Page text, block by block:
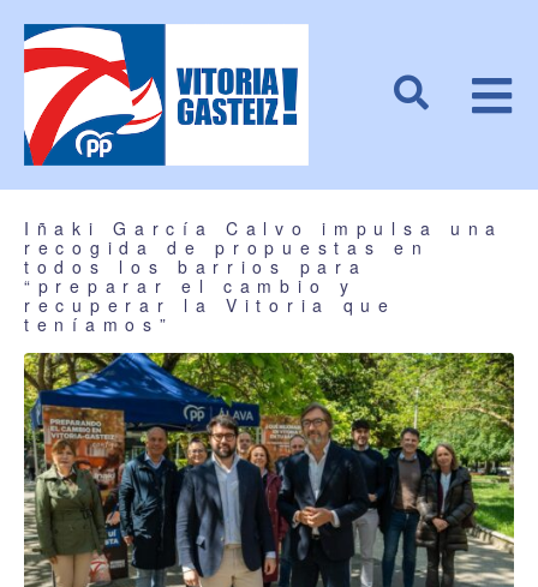
Iñaki García Calvo impulsa una
recogida de propuestas en
todos los barrios para
“preparar el cambio y
recuperar la Vitoria que
teníamos”